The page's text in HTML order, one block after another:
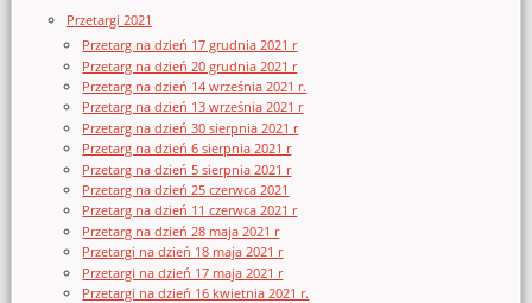
Przetargi 2021
Przetarg na dzień 17 grudnia 2021 r
Przetarg na dzień 20 grudnia 2021 r
Przetarg na dzień 14 września 2021 r.
Przetarg na dzień 13 września 2021 r
Przetarg na dzień 30 sierpnia 2021 r
Przetarg na dzień 6 sierpnia 2021 r
Przetarg na dzień 5 sierpnia 2021 r
Przetarg na dzień 25 czerwca 2021
Przetarg na dzień 11 czerwca 2021 r
Przetarg na dzień 28 maja 2021 r
Przetargi na dzień 18 maja 2021 r
Przetargi na dzień 17 maja 2021 r
Przetargi na dzień 16 kwietnia 2021 r.